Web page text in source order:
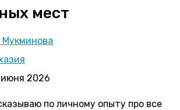
мест
Мукминова
июня 2026
по личному опыту про все